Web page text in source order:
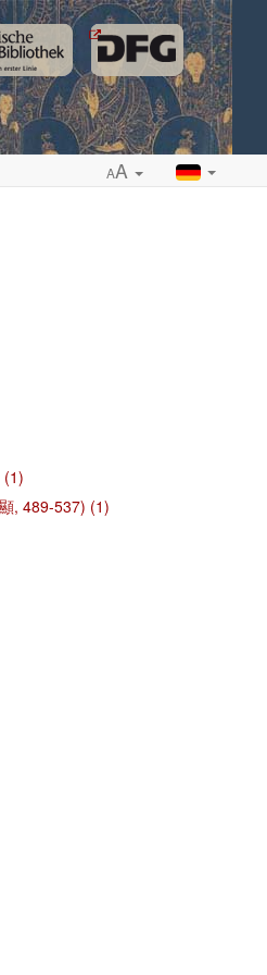
AA
(1)
, 489-537) (1)